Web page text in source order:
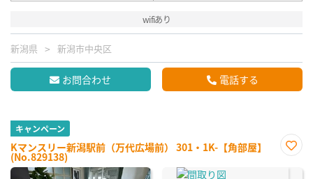
wifiあり
新潟県 新潟市中央区
お問合わせ 電話する
キャンペーン
Kマンスリー新潟駅前（万代広場前） 301・1K-【角部屋】
(No.829138)
に入